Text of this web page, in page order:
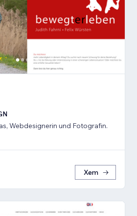
Webdesignerin und Fotografin.
Xem